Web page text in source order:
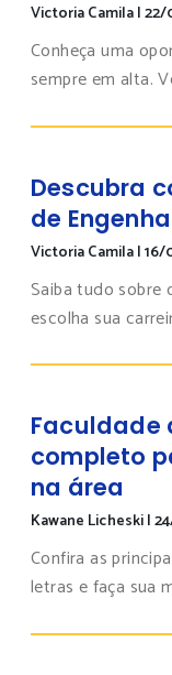
Victoria Camila|22/
Conheça uma
sempre em alta.
Descubra
de
Victoria Camila|16/
Saiba tudo sobre
escolha sua
Faculdade
completo
na área
Kawane Licheski|
Confira as
letras e faça sua